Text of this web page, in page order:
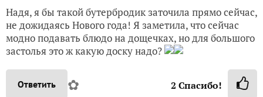
Надя, я бы такой бутербродик заточила прямо сейчас,
не дожидаясь Нового года! Я заметила, что сейчас
модно подавать блюдо на дощечках, но для большого
застолья это ж какую доску надо?
Ответить ✿ 2 Спасибо!